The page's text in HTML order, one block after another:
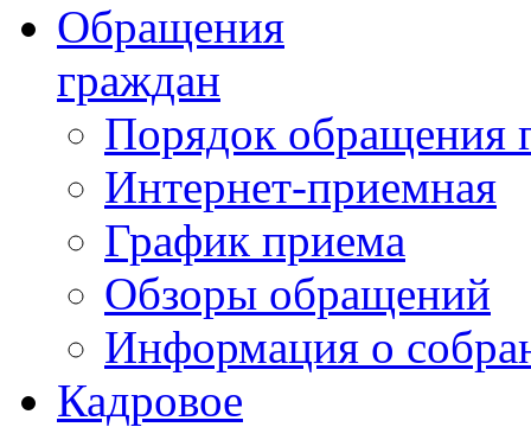
Обращения
граждан
Порядок обращения
Интернет-приемная
График приема
Обзоры обращений
Информация о
Кадровое